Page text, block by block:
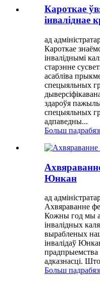
Кароткае
інваліднае
ад
Кароткае
інваліднымі
старэнне
асабліва
спецыяльных
здароўя
спецыяльных
адпаведны...
Больш
Юнкан
ад
Ахвяраванне
Кожны год мы
інвалідных
вырабленых
інвалідаў
прадпрыемства
адказнасці.
Больш